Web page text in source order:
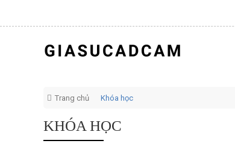
Trang chủ Khóa học
KHÓA HỌC